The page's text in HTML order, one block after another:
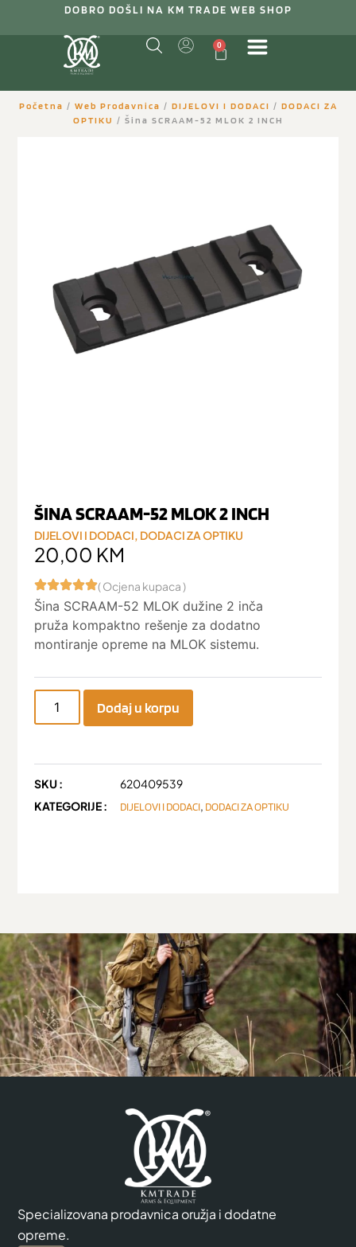
DOBRO DOŠLI NA KM TRADE WEB SHOP
0
Početna / Web Prodavnica / DIJELOVI I DODACI / DODACI ZA
OPTIKU / Šina SCRAAM-52 MLOK 2 INCH
ŠINA SCRAAM-52 MLOK 2 INCH
DIJELOVI I DODACI DODACI ZA OPTIKU
20,00 KM
( Ocjena kupaca )
Šina SCRAAM-52 MLOK dužine 2 inča
pruža kompaktno rešenje za dodatno
montiranje opreme na MLOK sistemu.
Dodaj u korpu
SKU :
620409539
KATEGORIJE :
DIJELOVI I DODACI, DODACI ZA OPTIKU
Specializovana prodavnica oružja i dodatne
opreme.